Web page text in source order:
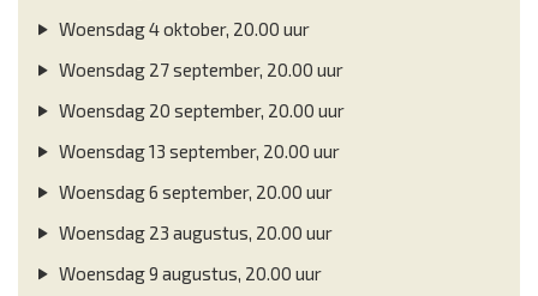
Woensdag 4 oktober, 20.00 uur
Woensdag 27 september, 20.00 uur
Woensdag 20 september, 20.00 uur
Woensdag 13 september, 20.00 uur
Woensdag 6 september, 20.00 uur
Woensdag 23 augustus, 20.00 uur
Woensdag 9 augustus, 20.00 uur